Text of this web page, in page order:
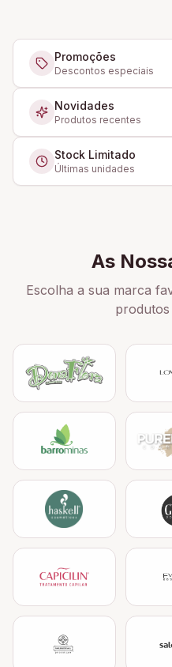
Promoções
Descontos especiais
Novidades
Produtos recentes
Stock Limitado
Últimas unidades
As
Escolha a sua marca
produtos